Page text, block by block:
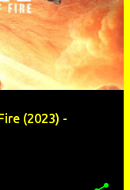
(2023) -